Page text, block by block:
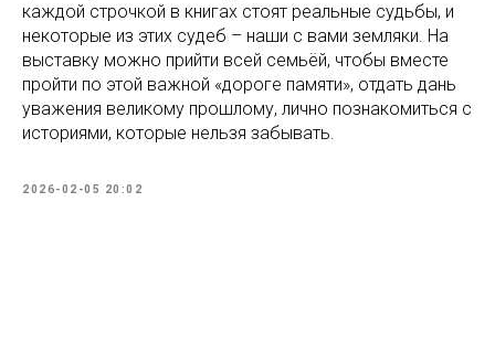
каждой строчкой в книгах стоят реальные судьбы, и
некоторые из этих судеб – наши с вами земляки. На
выставку можно прийти всей семьёй, чтобы вместе
пройти по этой важной «дороге памяти», отдать дань
уважения великому прошлому, лично познакомиться с
историями, которые нельзя забывать.
2026-02-05 20:02